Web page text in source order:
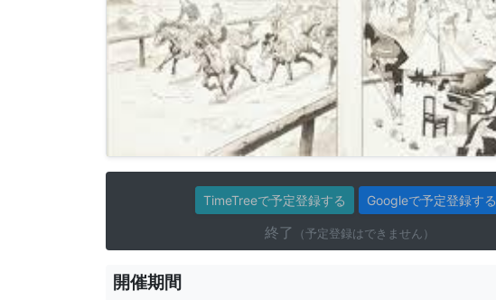
TimeTreeで予定登録する Googleで予定登録する
終了 （予定登録はできません）
開催期間